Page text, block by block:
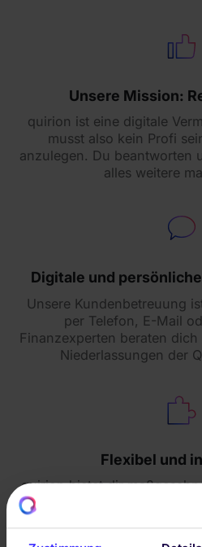
Unsere Mission:
quirion ist eine digitale
musst also kein Profi
anzulegen. Du beantworten
alles weitere
Digitale und
Unsere Kundenbetreuung
per Telefon, E-Mail
Finanzexperten beraten
Niederlassungen der
Flexibel und
quirion bietet dir
Mindestanlage und
Investment oder passe
flexibel an – so wie es am